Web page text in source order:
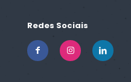
Redes Sociais